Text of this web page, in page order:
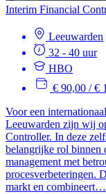
Interim Financial
Leeuwarden
32 - 40 uur
HBO
€ 90,00 / €
Voor een
Leeuwarden zijn wij
Controller. In deze
belangrijke rol binnen
management met
procesverbeteringen.
markt en combineert…